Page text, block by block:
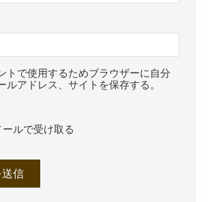
トで使用するためブラウザーに自分
ルアドレス、サイトを保存する。
ルで受け取る